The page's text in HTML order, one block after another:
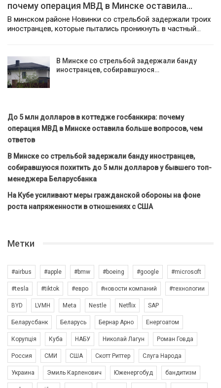
почему операция МВД в Минске оставила…
В минском районе Новинки со стрельбой задержали троих
иностранцев, которые пытались проникнуть в частный…
В Минске со стрельбой задержали банду
иностранцев, собиравшуюся…
До 5 млн долларов в коттедже госбанкира: почему
операция МВД в Минске оставила больше вопросов, чем
ответов
В Минске со стрельбой задержали банду иностранцев,
собиравшуюся похитить до 5 млн долларов у бывшего топ-
менеджера Беларусбанка
На Кубе усиливают меры гражданской обороны на фоне
роста напряженности в отношениях с США
Метки
#airbus #apple #bmw #boeing #google #microsoft
#tesla #tiktok #евро #новости компаний #технологии
BYD LVMH Meta Nestle Netflix SAP
Беларусбанк Беларусь Бернар Арно Енергоатом
Корупція Куба НАБУ Николай Лагун Роман Говда
Россия СМИ США Скотт Риттер Слуга Народа
Украина Эмиль Карленович Юженергобуд бандитизм